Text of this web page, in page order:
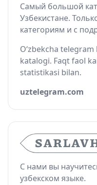
Самый большой
Узбекистане.
категориям и с
O‘zbekcha
katalogi. Faqt faol
statistikasi bilan.
uztelegram.com
С нами вы
узбекском языке.